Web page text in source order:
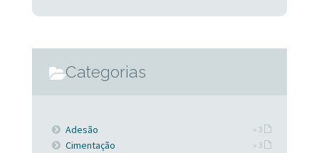
Categorias
Adesão » 3
Cimentação » 3